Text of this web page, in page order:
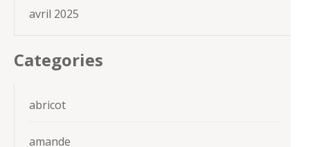
avril 2025
Categories
abricot
amande